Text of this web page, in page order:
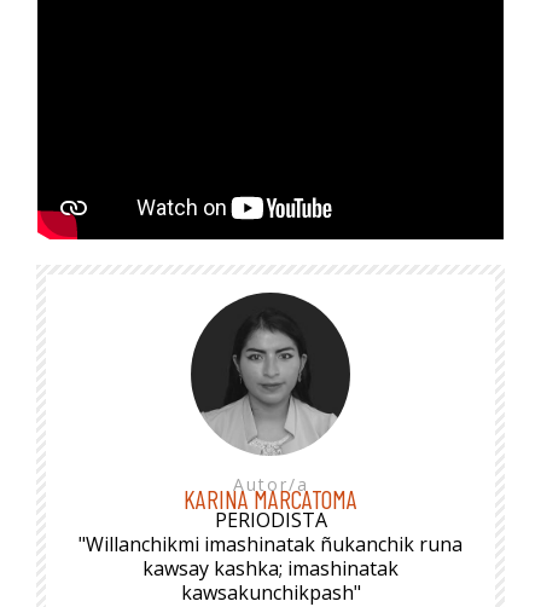
Autor/a
KARINA MARCATOMA
PERIODISTA
"Willanchikmi imashinatak ñukanchik runa
kawsay kashka; imashinatak
kawsakunchikpash"